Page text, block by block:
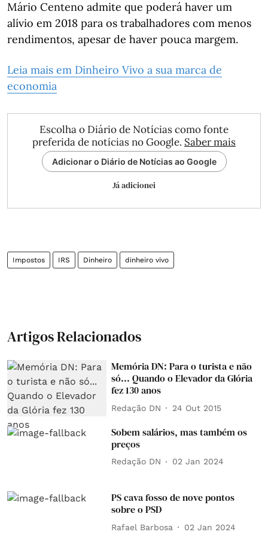
Mário Centeno admite que poderá haver um
alívio em 2018 para os trabalhadores com menos
rendimentos, apesar de haver pouca margem.
Leia mais em Dinheiro Vivo a sua marca de
economia
Escolha o Diário de Notícias como fonte
preferida de notícias no Google. Saber mais
Adicionar o Diário de Notícias ao Google
Já adicionei
Impostos IRS Dinheiro dinheiro vivo
Artigos Relacionados
Memória DN: Para o turista e não
só... Quando o Elevador da Glória
fez 130 anos
Redação DN 24 Out 2015
Sobem salários, mas também os
preços
Redação DN 02 Jan 2024
PS cava fosso de nove pontos
sobre o PSD
Rafael Barbosa 02 Jan 2024